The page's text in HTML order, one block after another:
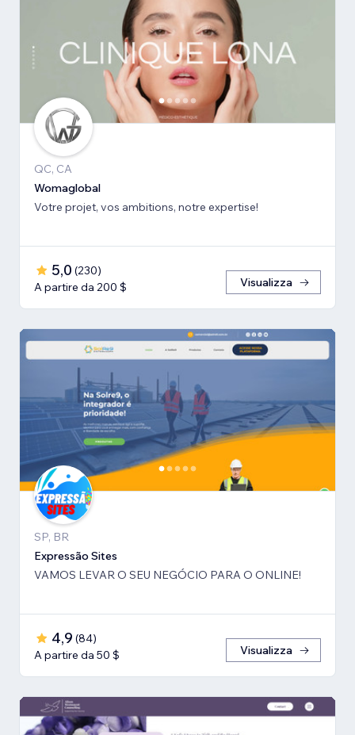
QC, CA
Womaglobal
Votre projet, vos ambitions, notre expertise!
5,0 (230)
A partire da 200 $
Visualizza
SP, BR
Expressão Sites
VAMOS LEVAR O SEU NEGÓCIO PARA O ONLINE!
4,9 (84)
A partire da 50 $
Visualizza